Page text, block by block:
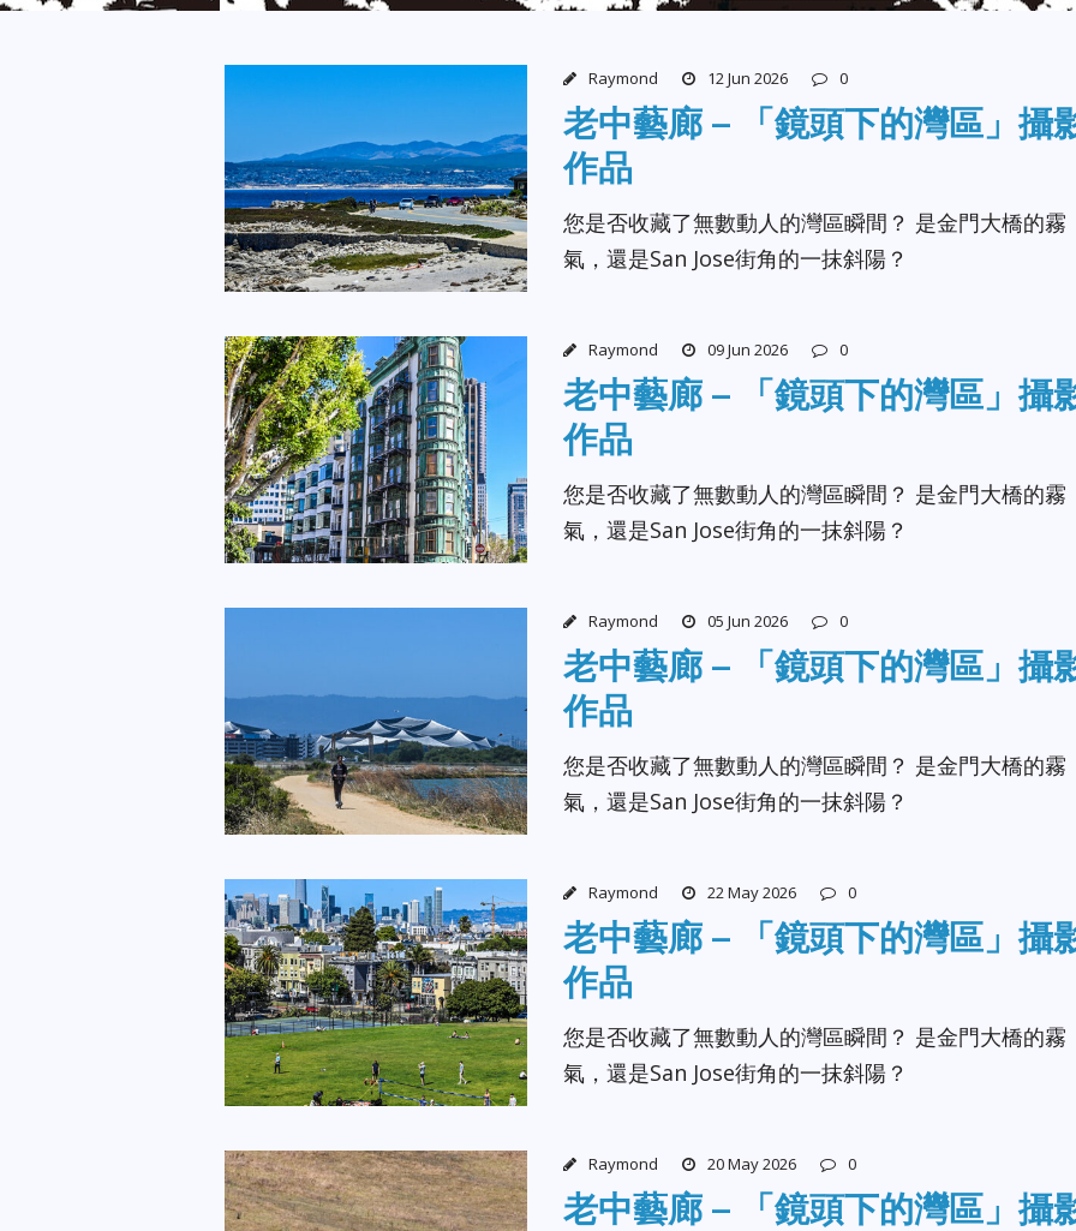
Raymond 12 Jun 2026 0
老中藝廊 – 「鏡頭下的灣區」攝
作品
您是否收藏了無數動人的灣區瞬間？ 是金門大橋的霧
氣，還是San Jose街角的一抹斜陽？
Raymond 09 Jun 2026 0
老中藝廊 – 「鏡頭下的灣區」攝
作品
您是否收藏了無數動人的灣區瞬間？ 是金門大橋的霧
氣，還是San Jose街角的一抹斜陽？
Raymond 05 Jun 2026 0
老中藝廊 – 「鏡頭下的灣區」攝
作品
您是否收藏了無數動人的灣區瞬間？ 是金門大橋的霧
氣，還是San Jose街角的一抹斜陽？
Raymond 22 May 2026 0
老中藝廊 – 「鏡頭下的灣區」攝
作品
您是否收藏了無數動人的灣區瞬間？ 是金門大橋的霧
氣，還是San Jose街角的一抹斜陽？
Raymond 20 May 2026 0
老中藝廊 – 「鏡頭下的灣區」攝